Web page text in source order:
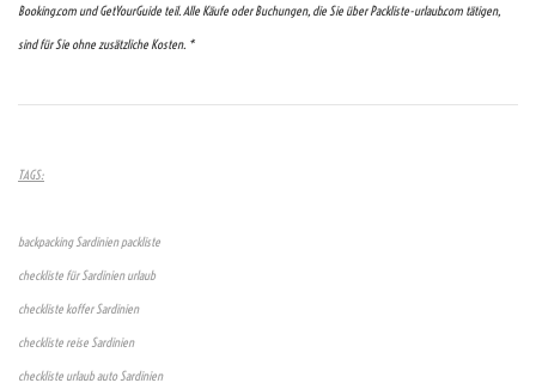
Booking.com und GetYourGuide teil. Alle Käufe oder Buchungen, die Sie über Packliste-urlaub.com tätigen,
sind für Sie ohne zusätzliche Kosten. *
TAGS:
backpacking Sardinien packliste
checkliste für Sardinien urlaub
checkliste koffer Sardinien
checkliste reise Sardinien
checkliste urlaub auto Sardinien